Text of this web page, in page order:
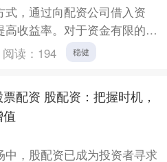
，通过向配资公司借入资
收益率。对于资金有限的投
一个快速增值的渠道。 炒
阅读： 194 稳健
配资 股配资：把握时机，
，股配资已成为投资者寻求